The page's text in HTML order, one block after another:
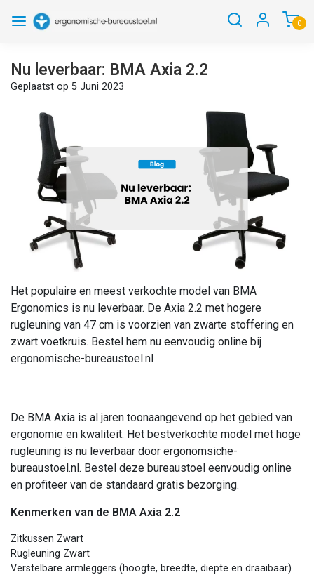
0
Nu leverbaar: BMA Axia 2.2
Geplaatst op 5 Juni 2023
Het populaire en meest verkochte model van BMA
Ergonomics is nu leverbaar. De Axia 2.2 met hogere
rugleuning van 47 cm is voorzien van zwarte stoffering en
zwart voetkruis. Bestel hem nu eenvoudig online bij
ergonomische-bureaustoel.nl
De BMA Axia is al jaren toonaangevend op het gebied van
ergonomie en kwaliteit. Het bestverkochte model met hoge
rugleuning is nu leverbaar door ergonomsiche-
bureaustoel.nl. Bestel deze bureaustoel eenvoudig online
en profiteer van de standaard gratis bezorging.
Kenmerken van de BMA Axia 2.2
Zitkussen Zwart
Rugleuning Zwart
Verstelbare armleggers (hoogte, breedte, diepte en draaibaar)